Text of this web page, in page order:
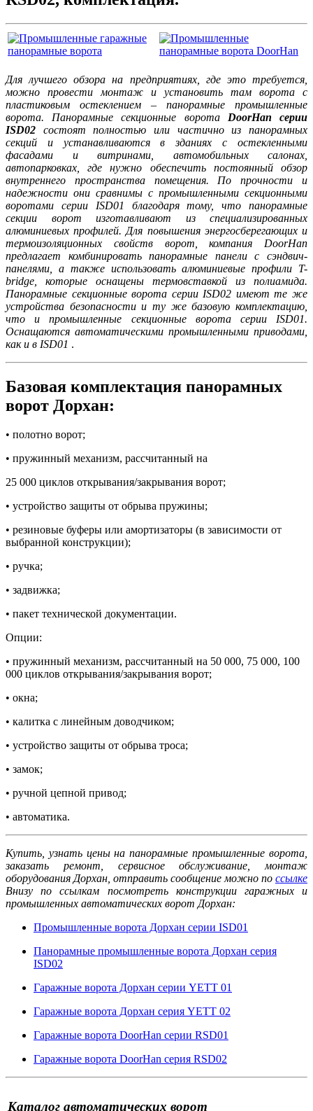
Для лучшего обзора на предприятиях, где это требуется,
можно провести монтаж и установить там ворота с
пластиковым остеклением – панорамные промышленные
ворота. Панорамные секционные ворота DoorHan серии
ISD02 состоят полностью или частично из панорамных
секций и устанавливаются в зданиях с остекленными
фасадами и витринами, автомобильных салонах,
автопарковках, где нужно обеспечить постоянный обзор
внутреннего пространства помещения. По прочности и
надежности они сравнимы с промышленными секционными
воротами серии ISD01 благодаря тому, что панорамные
секции ворот изготавливают из специализированных
алюминиевых профилей. Для повышения энергосберегающих и
термоизоляционных свойств ворот, компания DoorHan
предлагает комбинировать панорамные панели с сэндвич-
панелями, а также использовать алюминиевые профили T-
bridge, которые оснащены термовставкой из полиамида.
Панорамные секционные ворота серии ISD02 имеют те же
устройства безопасности и ту же базовую комплектацию,
что и промышленные секционные ворота серии ISD01.
Оснащаются автоматическими промышленными приводами,
как и в ISD01 .
Базовая комплектация панорамных
ворот Дорхан:
• полотно ворот;
• пружинный механизм, рассчитанный на
25 000 циклов открывания/закрывания ворот;
• устройство защиты от обрыва пружины;
• резиновые буферы или амортизаторы (в зависимости от
выбранной конструкции);
• ручка;
• задвижка;
• пакет технической документации.
Опции:
• пружинный механизм, рассчитанный на 50 000, 75 000, 100
000 циклов открывания/закрывания ворот;
• окна;
• калитка с линейным доводчиком;
• устройство защиты от обрыва троса;
• замок;
• ручной цепной привод;
• автоматика.
Купить, узнать цены на панорамные промышленные ворота,
заказать ремонт, сервисное обслуживание, монтаж
оборудования Дорхан, отправить сообщение можно по ссылке
Внизу по ссылкам посмотреть конструкции гаражных и
промышленных автоматических ворот Дорхан:
Промышленные ворота Дорхан серии ISD01
Панорамные промышленные ворота Дорхан серия
ISD02
Гаражные ворота Дорхан серии YETT 01
Гаражные ворота Дорхан серия YETT 02
Гаражные ворота DoorHan серии RSD01
Гаражные ворота DoorHan серия RSD02
Каталог автоматических ворот